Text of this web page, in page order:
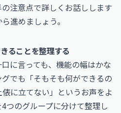
注意点で詳しくお話しします
進めましょう。
ることを整理する
口に言っても、機能の幅はかな
でも「そもそも何ができるの
に立てない」というお声をよ
つのグループに分けて整理し